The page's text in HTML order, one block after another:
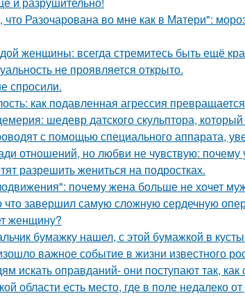
Разочарована во мне как в Матери":
женщины: всегда стремитесь быть ещё
не проявляется открыто.
спросили.
как подавленная агрессия
шедевр датского скульптора,
с помощью специального аппарата,
отношений, но любви не чувствую: почему
разрешить жениться на подростках.
почему жена больше не хочет
что завершил самую сложную сердечную
женщину?
бумажку нашел, с этой бумажкой в
важное событие в жизни известного
искать оправданий- они поступают так,
области есть место, где в поле недалеко